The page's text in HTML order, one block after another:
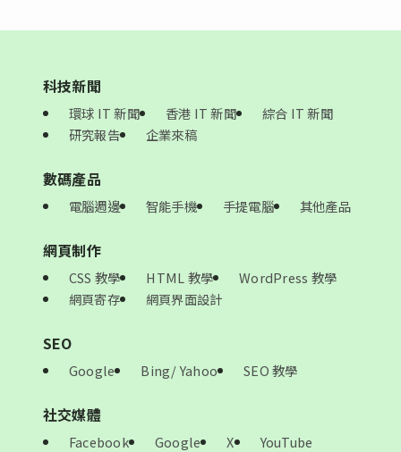
科技新聞
環球 IT 新聞 香港 IT 新聞
綜合 IT 新聞
研究報告
企業來稿
數碼產品
電腦週邊 智能手機 手提電腦 其他產品
網頁制作
CSS 教學 HTML 教學
WordPress 教學
網頁寄存
網頁界面設計
SEO
Google Bing/ Yahoo SEO 教學
社交媒體
Facebook Google X
YouTube